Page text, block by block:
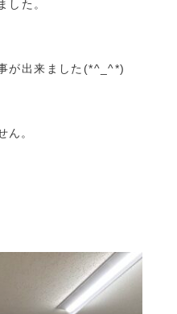
した。
が出来ました(*^_^*)
ん。